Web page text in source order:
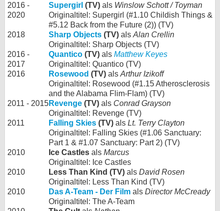
2016 -
2020
Supergirl (TV) als Winslow Schott / Toyman
Originaltitel: Supergirl (#1.10 Childish Things &
#5.12 Back from the Future (2)) (TV)
2018
Sharp Objects (TV) als Alan Crellin
Originaltitel: Sharp Objects (TV)
2016 -
2017
Quantico (TV) als Matthew Keyes
Originaltitel: Quantico (TV)
2016
Rosewood (TV) als Arthur Izikoff
Originaltitel: Rosewood (#1.15 Atherosclerosis
and the Alabama Flim-Flam) (TV)
2011 - 2015Revenge (TV) als Conrad Grayson
Originaltitel: Revenge (TV)
2011
Falling Skies (TV) als Lt. Terry Clayton
Originaltitel: Falling Skies (#1.06 Sanctuary:
Part 1 & #1.07 Sanctuary: Part 2) (TV)
2010
Ice Castles als Marcus
Originaltitel: Ice Castles
2010
Less Than Kind (TV) als David Rosen
Originaltitel: Less Than Kind (TV)
2010
Das A-Team - Der Film als Director McCready
Originaltitel: The A-Team